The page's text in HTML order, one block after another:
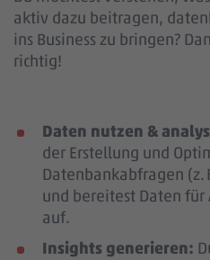
aktiv dazu beitragen,
ins Business zu bringen?
richtig!
Daten nutzen &
der Erstellung und
Datenbankabfragen (z.
und bereitest Daten für
auf.
Insights generieren: